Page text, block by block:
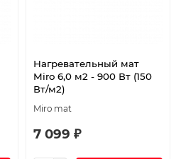
Нагревательный мат
Miro 6,0 м2 - 900 Вт (150
Вт/м2)
Miro mat
7 099 ₽